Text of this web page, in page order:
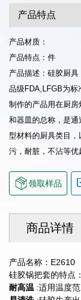
产品特点
产品材质：
产品特点：件
产品描述：硅胶厨
品级FDA,LFGB为标
制作的产品用在厨
和器皿的总称，是
型材料的厨具类目
污，耐脏，不沾等优
领取样品
商品详情
产品名称：E2610
硅胶锅把套的特点：
耐高温 :适用温度